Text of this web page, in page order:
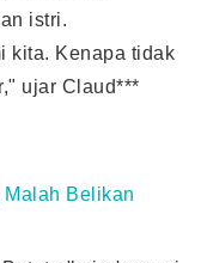
istri.
kita. Kenapa tidak
ujar Claud***
Belikan